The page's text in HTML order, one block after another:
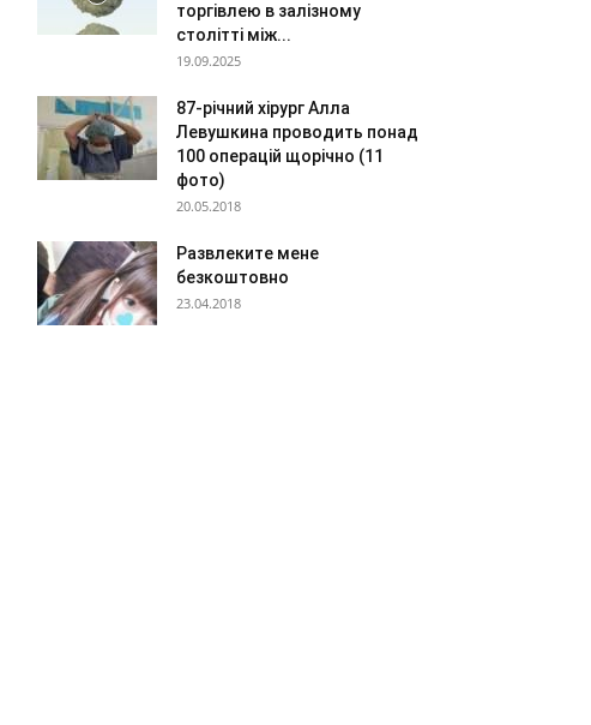
торгівлею в залізному
столітті між...
19.09.2025
87-річний хірург Алла
Левушкина проводить понад
100 операцій щорічно (11
фото)
20.05.2018
Развлеките мене
безкоштовно
23.04.2018